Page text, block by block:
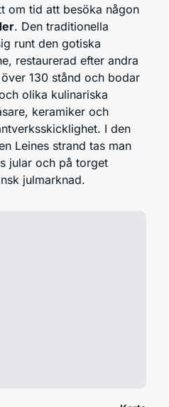
om tid att besöka någon
. Den traditionella
runt den gotiska
restaurerad efter andra
130 stånd och bodar
olika kulinariska
keramiker och
I den
Leines strand tas man
jular och på torget
julmarknad.